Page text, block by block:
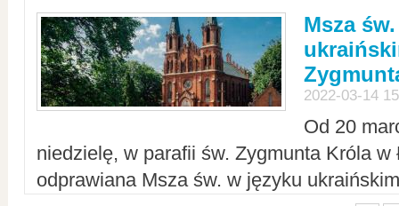
Msza
2022-03-14
Od 20
niedzielę, w parafii św. Zygmunta Króla w
odprawiana Msza św. w języku